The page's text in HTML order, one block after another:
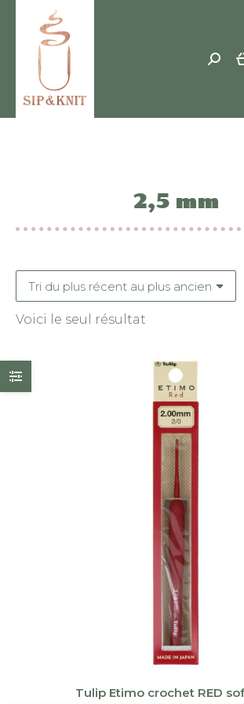
2,5 mm
Voici le seul résultat
Tulip Etimo crochet RED